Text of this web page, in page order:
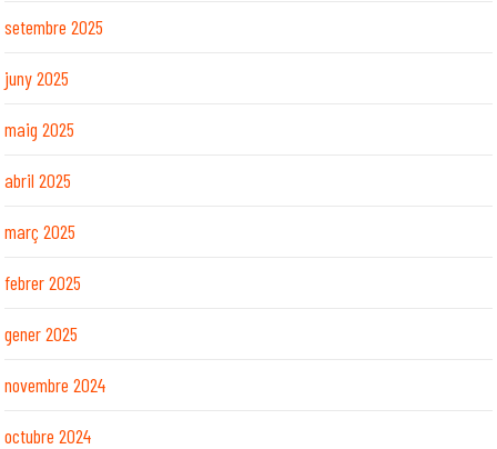
setembre 2025
juny 2025
maig 2025
abril 2025
març 2025
febrer 2025
gener 2025
novembre 2024
octubre 2024